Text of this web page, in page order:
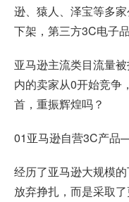
逊、猿人、泽宝等多
下架，第三方3C电子
亚马逊主流类目流量
内的卖家从0开始竞争
首，重振辉煌吗？
01亚马逊自营3C产
经历了亚马逊大规模
放弃挣扎，而是采取